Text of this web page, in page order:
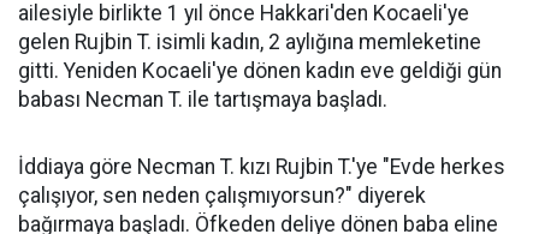
ailesiyle birlikte 1 yıl önce Hakkari'den Kocaeli'ye
gelen Rujbin T. isimli kadın, 2 aylığına memleketine
gitti. Yeniden Kocaeli'ye dönen kadın eve geldiği gün
babası Necman T. ile tartışmaya başladı.
İddiaya göre Necman T. kızı Rujbin T.'ye "Evde herkes
çalışıyor, sen neden çalışmıyorsun?" diyerek
bağırmaya başladı. Öfkeden deliye dönen baba eline